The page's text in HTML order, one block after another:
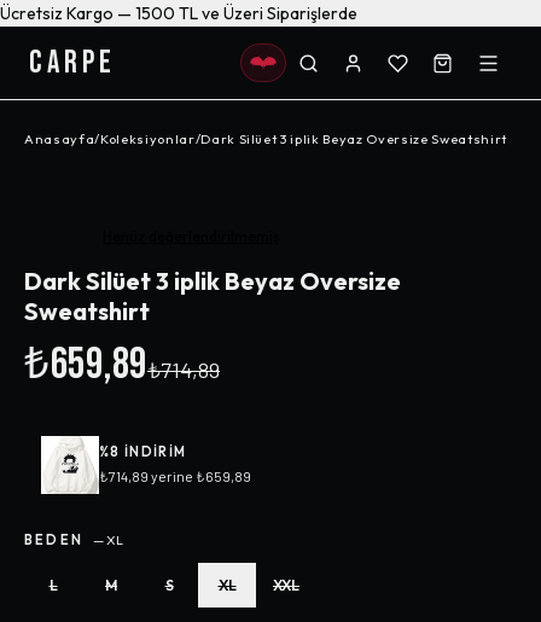
Ücretsiz Kargo — 1500 TL ve Üzeri Siparişlerde
CARPE
Anasayfa/Koleksiyonlar/Dark Silüet 3 iplik Beyaz Oversize Sweatshirt
Dark Silüet 3 iplik Beyaz Oversize
Sweatshirt
₺659,89₺714,89
%8 INDIRIM
₺714,89 yerine ₺659,89
BEDEN —XL
L M S XL XXL